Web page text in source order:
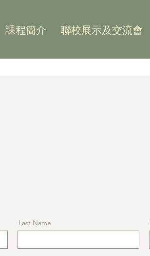
課程簡介 聯校展示及交流會
Last Name